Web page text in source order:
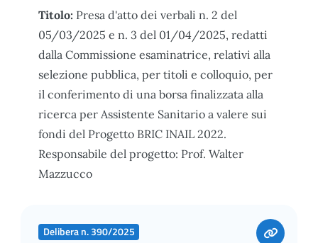
Titolo: Presa d'atto dei verbali n. 2 del
05/03/2025 e n. 3 del 01/04/2025, redatti
dalla Commissione esaminatrice, relativi alla
selezione pubblica, per titoli e colloquio, per
il conferimento di una borsa finalizzata alla
ricerca per Assistente Sanitario a valere sui
fondi del Progetto BRIC INAIL 2022.
Responsabile del progetto: Prof. Walter
Mazzucco
Delibera n. 390/2025